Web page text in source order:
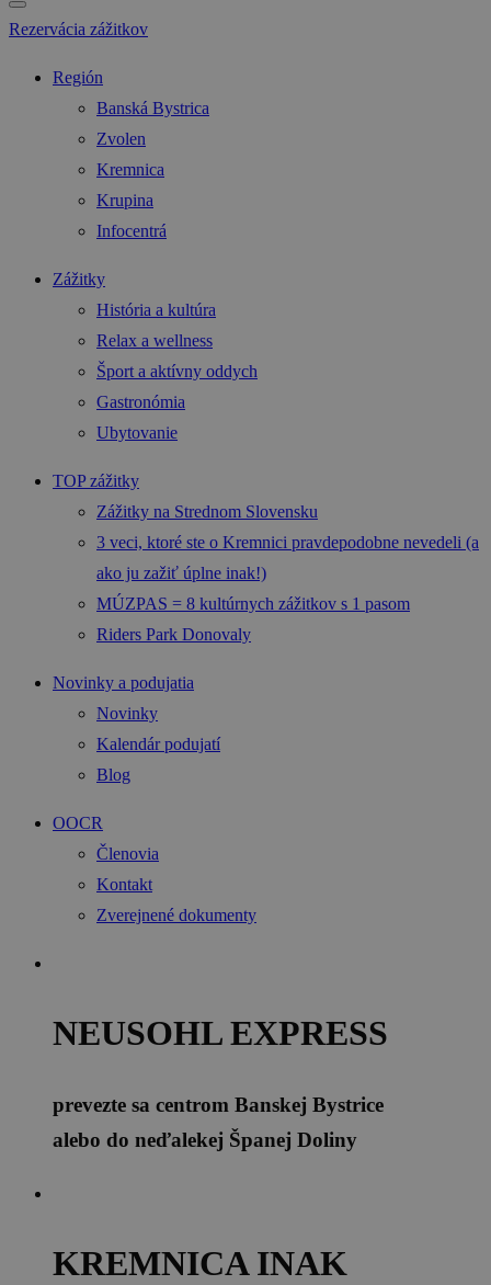
Rezervácia zážitkov
Región
Banská Bystrica
Zvolen
Kremnica
Krupina
Infocentrá
Zážitky
História a kultúra
Relax a wellness
Šport a aktívny oddych
Gastronómia
Ubytovanie
TOP zážitky
Zážitky na Strednom Slovensku
3 veci, ktoré ste o Kremnici pravdepodobne nevedeli (a
ako ju zažiť úplne inak!)
MÚZPAS = 8 kultúrnych zážitkov s 1 pasom
Riders Park Donovaly
Novinky a podujatia
Novinky
Kalendár podujatí
Blog
OOCR
Členovia
Kontakt
Zverejnené dokumenty
NEUSOHL EXPRESS
prevezte sa centrom Banskej Bystrice
alebo do neďalekej Španej Doliny
KREMNICA INAK